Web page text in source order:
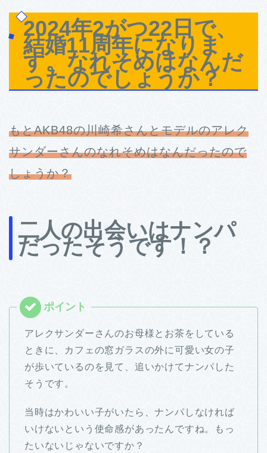
2024年2がつ22日で、
結婚11周年になりま
す。なれそめはなんだ
ったのでしょうか？
もとAKB48の川崎希さんとモデルのアレク
サンダーさんのなれそめはなんだったので
しょうか？
二人の出会いはナンパ
だったそうです！？
アレクサンダーさんのお母様とお茶をしている
ときに、カフェの窓ガラスの外に可愛い女の子
が歩いているのを見て、追いかけてナンパした
そうです。
当時はかわいい子がいたら、ナンパしなければ
いけないという使命感があったんですね。もっ
たいないじゃないですか？